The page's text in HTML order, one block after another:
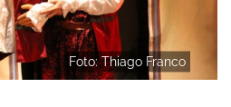
Foto: Thiago Franco